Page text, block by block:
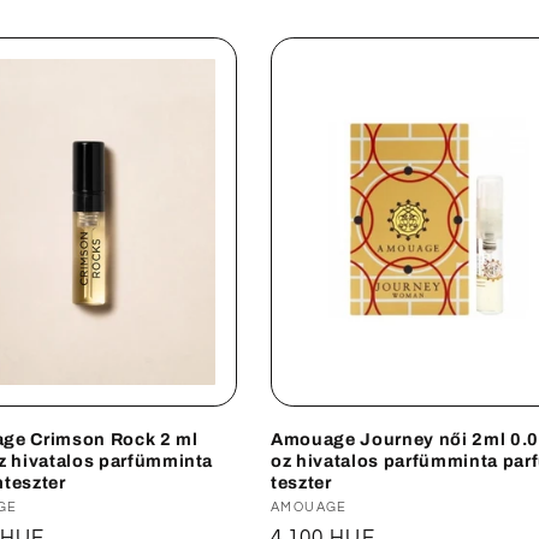
Crimson Rock 2 ml
hivatalos parfümminta
Amouage Journey női 2ml
oz hivatalos parfümminta
teszter
Forgalmazó:
AMOUAGE